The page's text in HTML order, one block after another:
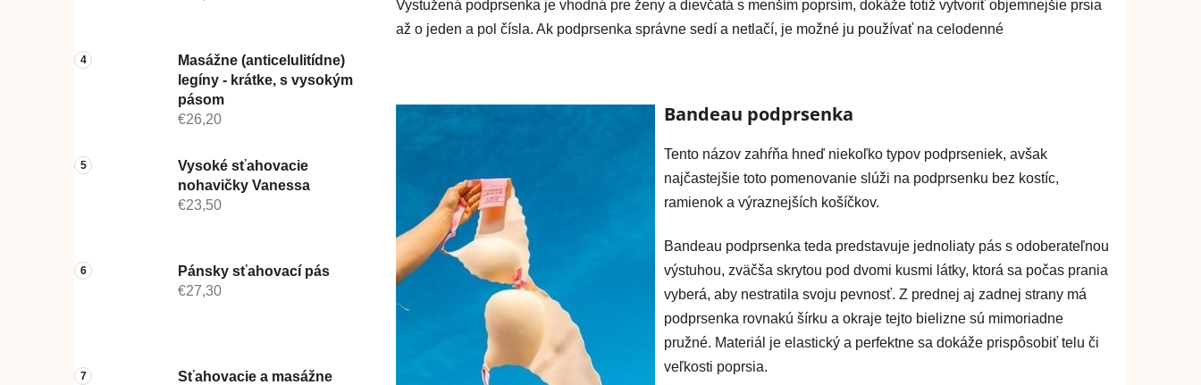
Masážne (anticelulitídne)
legíny - krátke, s vysokým
pásom
€26,20
Vysoké sťahovacie
nohavičky Vanessa
€23,50
Pánsky sťahovací pás
€27,30
Sťahovacie a masážne
Vystužená podprsenka je vhodná pre ženy a dievčatá s menším poprsím, dokáže totiž vytvoriť objemnejšie prsia
až o jeden a pol čísla. Ak podprsenka správne sedí a netlačí, je možné ju používať na celodenné
Bandeau podprsenka
Tento názov zahŕňa hneď niekoľko typov podprseniek, avšak
najčastejšie toto pomenovanie slúži na podprsenku bez kostíc,
ramienok a výraznejších košíčkov.
Bandeau podprsenka teda predstavuje jednoliaty pás s odoberateľnou
výstuhou, zväčša skrytou pod dvomi kusmi látky, ktorá sa počas prania
vyberá, aby nestratila svoju pevnosť. Z prednej aj zadnej strany má
podprsenka rovnakú šírku a okraje tejto bielizne sú mimoriadne
pružné. Materiál je elastický a perfektne sa dokáže prispôsobiť telu či
veľkosti poprsia.